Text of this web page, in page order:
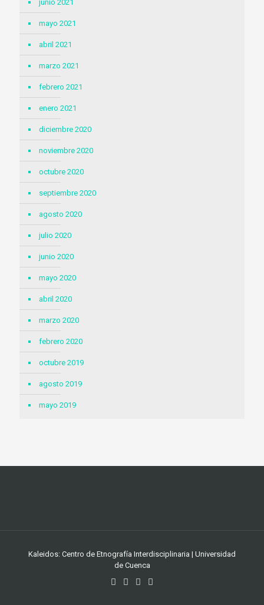
junio 2021
mayo 2021
abril 2021
marzo 2021
febrero 2021
enero 2021
diciembre 2020
noviembre 2020
octubre 2020
septiembre 2020
agosto 2020
julio 2020
junio 2020
mayo 2020
abril 2020
marzo 2020
febrero 2020
octubre 2019
agosto 2019
mayo 2019
Kaleidos: Centro de Etnografía Interdisciplinaria | Universidad
de Cuenca